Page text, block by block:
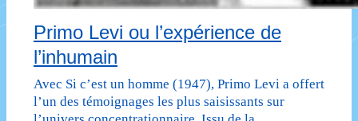
Primo Levi ou l’expérience de
l’inhumain
Avec Si c’est un homme (1947), Primo Levi a offert
l’un des témoignages les plus saisissants sur